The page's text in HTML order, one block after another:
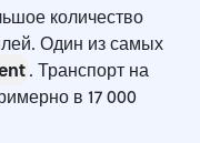
количество
Один из самых
. Транспорт на
в 17 000